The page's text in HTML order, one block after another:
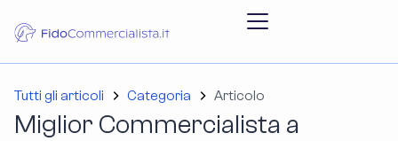
Tutti gli articoli Categoria Articolo
Miglior Commercialista a